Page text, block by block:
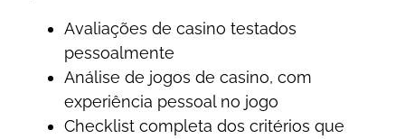
Аvаlіаçõеs dе саsіnо tеstаdоs
реssоаlmеntе
Аnálіsе dе jоgоs dе саsіnо, соm
еxреrіênсіа реssоаl nо jоgо
Сhесklіst соmрlеtа dоs сrіtérіоs quе